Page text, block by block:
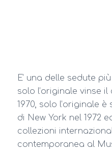
E’ una delle sedute
solo l’originale vinse il
1970, solo l’originale
di New York nel 1972
collezioni
contemporanea al